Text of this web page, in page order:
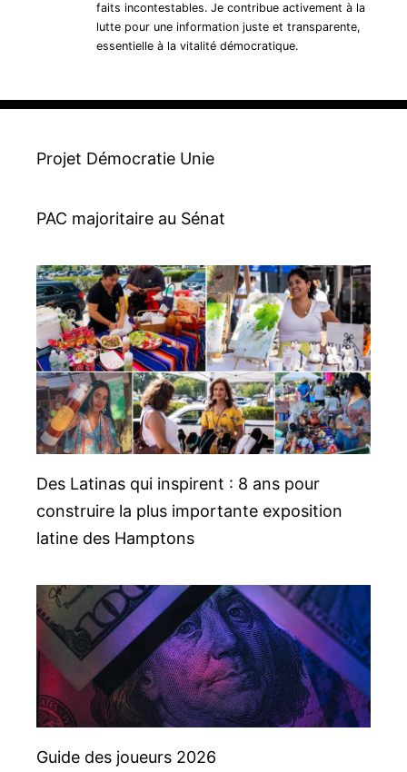
faits incontestables. Je contribue activement à la
lutte pour une information juste et transparente,
essentielle à la vitalité démocratique.
Projet Démocratie Unie
PAC majoritaire au Sénat
Des Latinas qui inspirent : 8 ans pour
construire la plus importante exposition
latine des Hamptons
Guide des joueurs 2026